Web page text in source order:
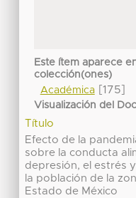
Este ítem aparece
colección(ones)
Académica[175]
Visualización del
Título
Efecto de la
sobre la conducta
depresión, el estrés
la población de la
Estado de México